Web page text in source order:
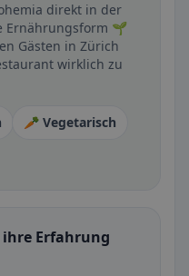
direkt in der
Ernährungsform 🌱
Gästen in Zürich
wirklich zu
🥕 Vegetarisch
ihre Erfahrung